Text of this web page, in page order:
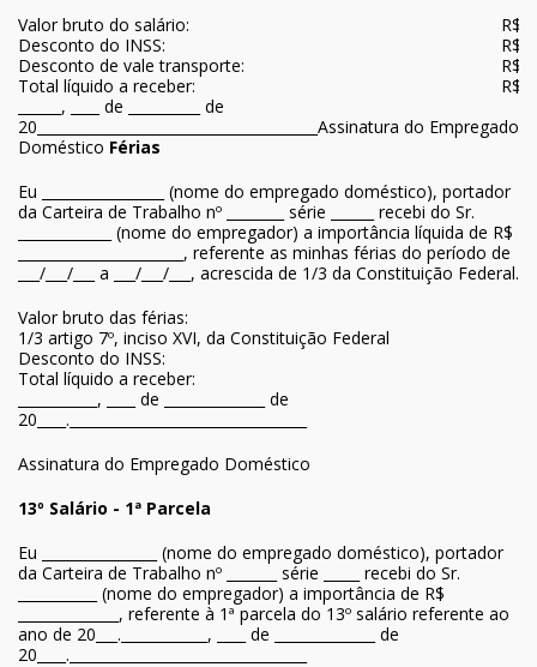
Valor bruto do salário:
R$
Desconto do INSS:
R$
Desconto de vale transporte:
R$
Total líquido a receber:
R$
______, ____ de __________ de
20_______________________________________Assinatura do Empregado
Doméstico Férias
Eu _________________ (nome do empregado doméstico), portador
da Carteira de Trabalho nº ________ série ______ recebi do Sr.
_____________ (nome do empregador) a importância líquida de R$
_______________________, referente as minhas férias do período de
___/___/___ a ___/___/___, acrescida de 1/3 da Constituição Federal.
Valor bruto das férias:
1/3 artigo 7º, inciso XVI, da Constituição Federal
Desconto do INSS:
Total líquido a receber:
___________, ____ de ______________ de
20____._________________________________
Assinatura do Empregado Doméstico
13º Salário - 1ª Parcela
Eu ________________ (nome do empregado doméstico), portador
da Carteira de Trabalho nº _______ série _____ recebi do Sr.
___________ (nome do empregador) a importância de R$
______________, referente à 1ª parcela do 13º salário referente ao
ano de 20___.____________, ____ de ______________ de
20____._________________________________